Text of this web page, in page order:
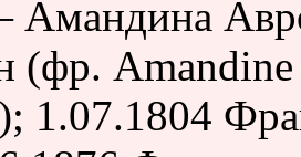
(фр.
1.07.1804